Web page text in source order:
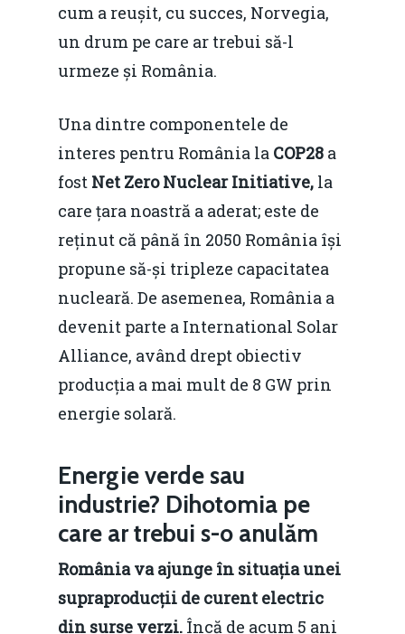
cum a reușit, cu succes, Norvegia,
un drum pe care ar trebui să-l
urmeze și România.
Una dintre componentele de
interes pentru România la COP28 a
fost Net Zero Nuclear Initiative, la
care țara noastră a aderat; este de
reținut că până în 2050 România își
propune să-și tripleze capacitatea
nucleară. De asemenea, România a
devenit parte a International Solar
Alliance, având drept obiectiv
producția a mai mult de 8 GW prin
energie solară.
Energie verde sau
industrie? Dihotomia pe
care ar trebui s-o anulăm
România va ajunge în situația unei
supraproducții de curent electric
din surse verzi. Încă de acum 5 ani
Home
Noutăți
Foto
Modelul economic
România – orizont
resurselor naturale
Video
Marea Neagră în Noua
economie
EM360 Talk
Contact